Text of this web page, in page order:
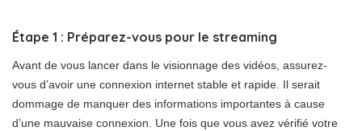
Étape 1 : Préparez-vous pour le streaming
Avant de vous lancer dans le visionnage des vidéos, assurez-
vous d’avoir une connexion internet stable et rapide. Il serait
dommage de manquer des informations importantes à cause
d’une mauvaise connexion. Une fois que vous avez vérifié votre